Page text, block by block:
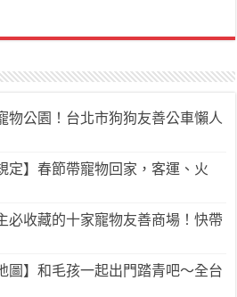
物公園！台北市狗狗友善公車懶人
定】春節帶寵物回家，客運、火
必收藏的十家寵物友善商場！快帶
圖】和毛孩一起出門踏青吧～全台